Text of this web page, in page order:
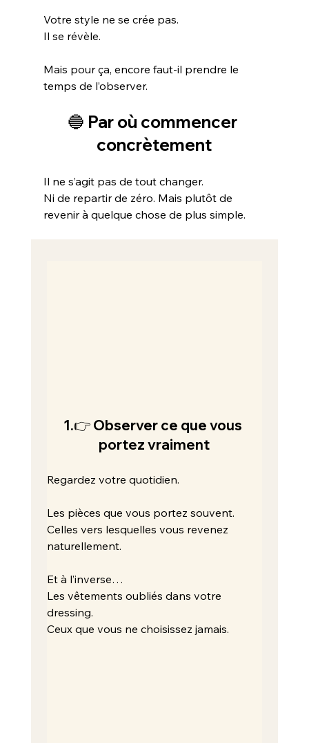
Votre style ne se crée pas.
Il se révèle.
Mais pour ça, encore faut-il prendre le
temps de l’observer.
🔵 Par où commencer
concrètement
Il ne s’agit pas de tout changer.
Ni de repartir de zéro. Mais plutôt de
revenir à quelque chose de plus simple.
1.👉 Observer ce que vous
portez vraiment
Regardez votre quotidien.
Les pièces que vous portez souvent.
Celles vers lesquelles vous revenez
naturellement.
Et à l’inverse…
Les vêtements oubliés dans votre
dressing.
Ceux que vous ne choisissez jamais.